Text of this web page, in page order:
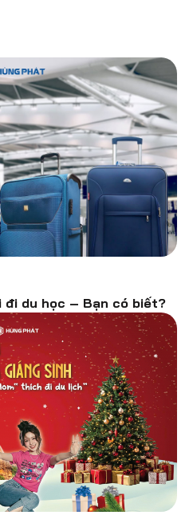
đi du học – Bạn có biết?